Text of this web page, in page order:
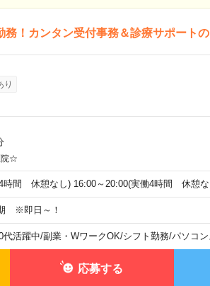
務！カンタン受付事務＆診療サポート
り
院☆
時間 休憩なし) 16:00～20:00(実働4時間 休憩
※即日～！
代活躍中/副業・WワークOK/シフト勤務/パソコ
応募する